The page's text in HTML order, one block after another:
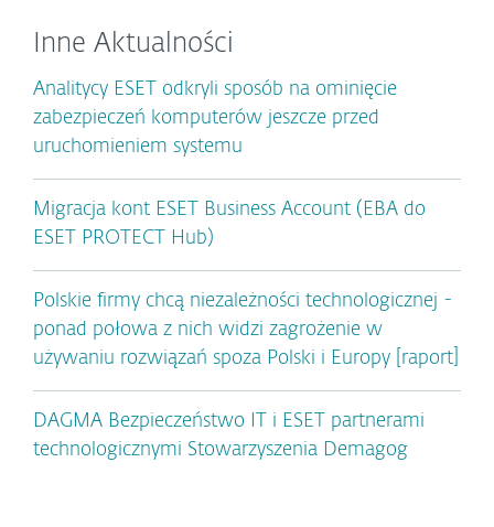
Inne Aktualności
Analitycy ESET odkryli sposób na ominięcie
zabezpieczeń komputerów jeszcze przed
uruchomieniem systemu
Migracja kont ESET Business Account (EBA do
ESET PROTECT Hub)
Polskie firmy chcą niezależności technologicznej -
ponad połowa z nich widzi zagrożenie w
używaniu rozwiązań spoza Polski i Europy [raport]
DAGMA Bezpieczeństwo IT i ESET partnerami
technologicznymi Stowarzyszenia Demagog